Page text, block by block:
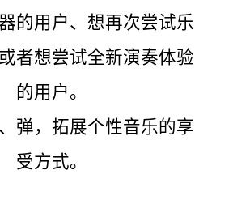
的用户、想再次尝试乐
者想尝试全新演奏体验
的用户。
弹，拓展个性音乐的享
受方式。